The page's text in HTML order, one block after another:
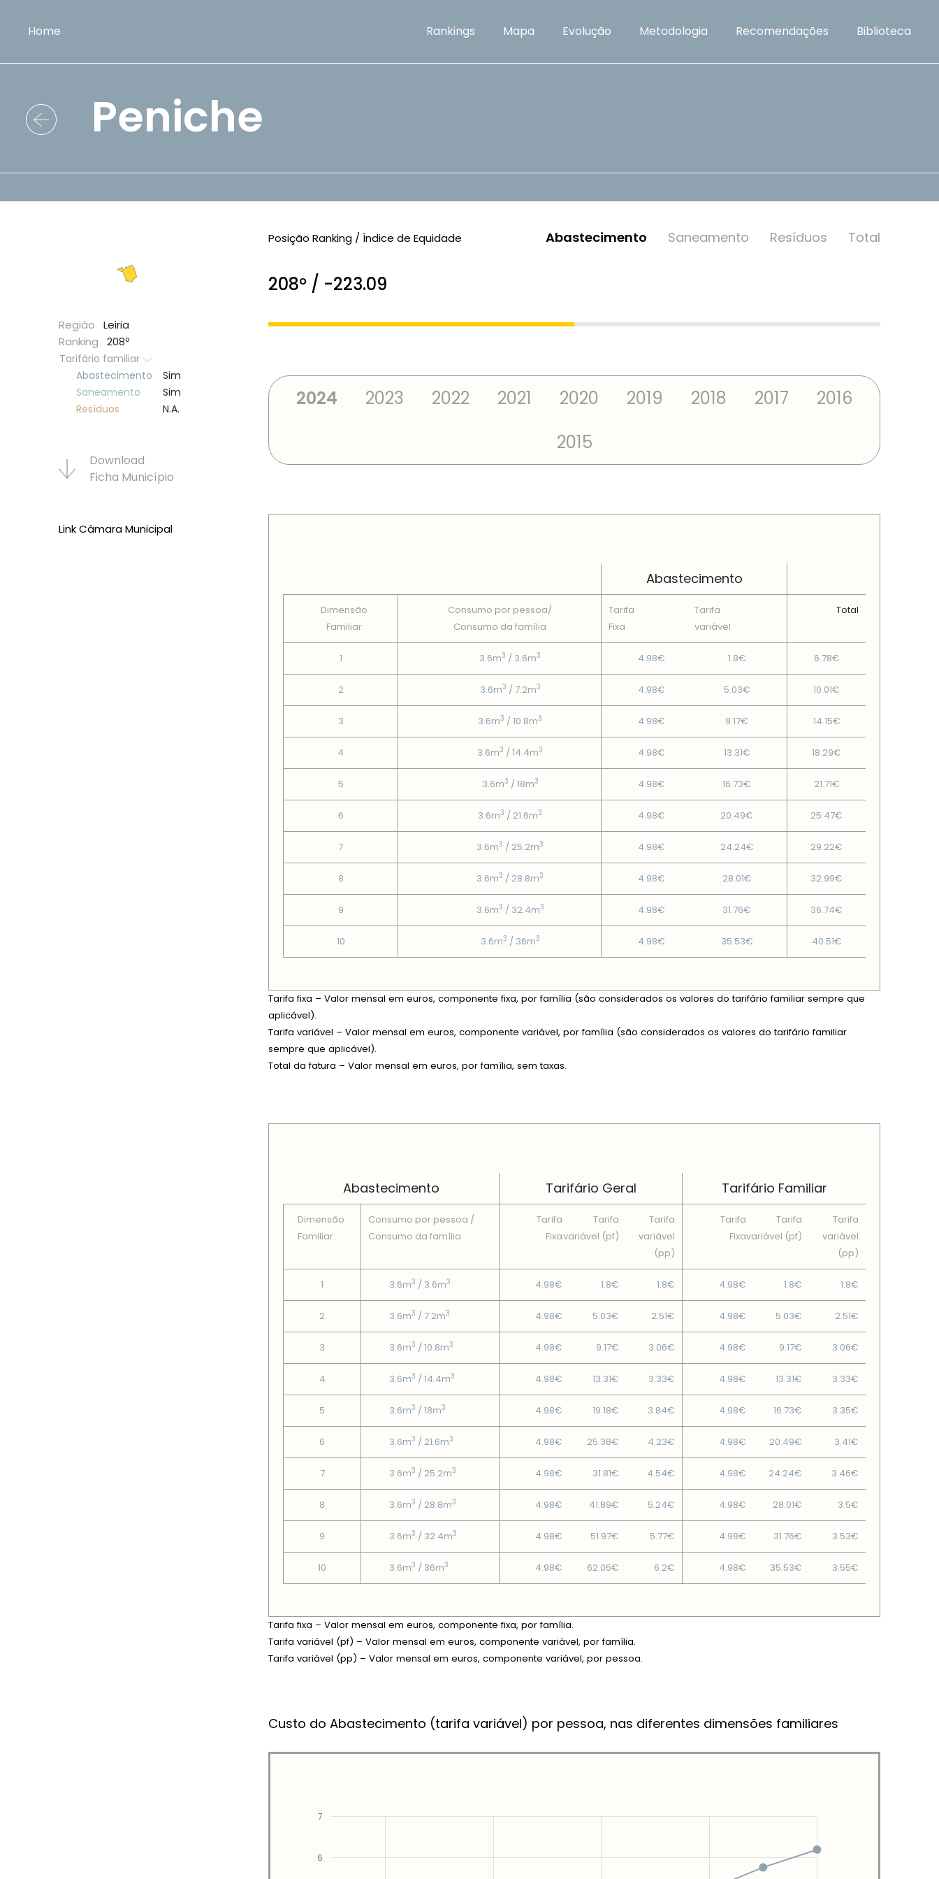
Home Rankings Mapa Evolução Metodologia Recomendações Biblioteca
Peniche
Região
Leiria
Ranking
208º
Tarifário familiar
Abastecimento
Sim
Saneamento
Sim
Resí­duos
N.A.
Download
Ficha Municí­pio
Link Câmara Municipal
Posição Ranking / Índice de Equidade Abastecimento Saneamento Resí­duos Total
208º / -223.09
2024 2023 2022 2021 2020 2019 2018 2017
2016
2015
Abastecimento
Dimensão
Familiar
Consumo por pessoa/
Consumo da famí­lia
Tarifa
Fixa
Tarifa
variável
Total
1 3.6m3 / 3.6m3 4.98€ 1.8€ 6.78€
2 3.6m3 / 7.2m3 4.98€ 5.03€ 10.01€
3 3.6m3 / 10.8m3 4.98€ 9.17€ 14.15€
4 3.6m3 / 14.4m3 4.98€ 13.31€ 18.29€
5 3.6m3 / 18m3 4.98€ 16.73€ 21.71€
6 3.6m3 / 21.6m3 4.98€ 20.49€ 25.47€
7 3.6m3 / 25.2m3 4.98€ 24.24€ 29.22€
8 3.6m3 / 28.8m3 4.98€ 28.01€ 32.99€
9 3.6m3 / 32.4m3 4.98€ 31.76€ 36.74€
10 3.6m3 / 36m3 4.98€ 35.53€ 40.51€
Tarifa fixa – Valor mensal em euros, componente fixa, por família (são considerados os valores do tarifário familiar sempre que
aplicável).
Tarifa variável – Valor mensal em euros, componente variável, por família (são considerados os valores do tarifário familiar
sempre que aplicável).
Total da fatura – Valor mensal em euros, por família, sem taxas.
Abastecimento Tarifário Geral Tarifário Familiar
Dimensão
Familiar
Consumo por pessoa /
Consumo da famí­lia
Tarifa
Fixa
Tarifa
variável (pf)
Tarifa
variável
(pp)
Tarifa
Fixa
Tarifa
variável (pf)
Tarifa
variável
(pp)
1 3.6m3 / 3.6m3 4.98€ 1.8€ 1.8€ 4.98€ 1.8€ 1.8€
2 3.6m3 / 7.2m3 4.98€ 5.03€ 2.51€ 4.98€ 5.03€ 2.51€
3 3.6m3 / 10.8m3 4.98€ 9.17€ 3.06€ 4.98€ 9.17€ 3.06€
4 3.6m3 / 14.4m3 4.98€ 13.31€ 3.33€ 4.98€ 13.31€ 3.33€
5 3.6m3 / 18m3 4.98€ 19.18€ 3.84€ 4.98€ 16.73€ 3.35€
6 3.6m3 / 21.6m3 4.98€ 25.38€ 4.23€ 4.98€ 20.49€ 3.41€
7 3.6m3 / 25.2m3 4.98€ 31.81€ 4.54€ 4.98€ 24.24€ 3.46€
8 3.6m3 / 28.8m3 4.98€ 41.89€ 5.24€ 4.98€ 28.01€ 3.5€
9 3.6m3 / 32.4m3 4.98€ 51.97€ 5.77€ 4.98€ 31.76€ 3.53€
10 3.6m3 / 36m3 4.98€ 62.05€ 6.2€ 4.98€ 35.53€ 3.55€
Tarifa fixa – Valor mensal em euros, componente fixa, por família.
Tarifa variável (pf) – Valor mensal em euros, componente variável, por família.
Tarifa variável (pp) – Valor mensal em euros, componente variável, por pessoa.
Custo do Abastecimento (tarifa variável) por pessoa, nas diferentes dimensões familiares
6
7